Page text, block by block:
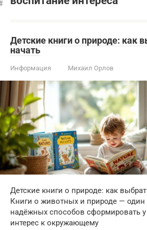
Детские книги о природе: как
начать
Информация Михаил Орлов
Детские книги о природе: как
Книги о животных и природе —
надёжных способов сформировать
интерес к окружающему